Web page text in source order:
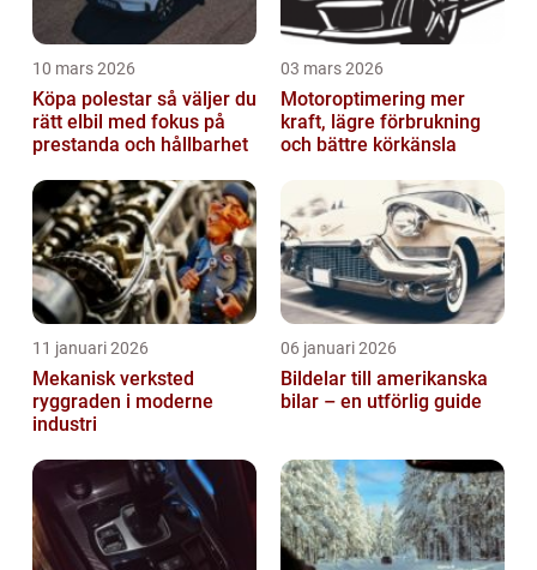
10 mars 2026
Köpa polestar så väljer du
rätt elbil med fokus på
prestanda och hållbarhet
03 mars 2026
Motoroptimering mer
kraft, lägre förbrukning
och bättre körkänsla
11 januari 2026
Mekanisk verksted
ryggraden i moderne
industri
06 januari 2026
Bildelar till amerikanska
bilar – en utförlig guide